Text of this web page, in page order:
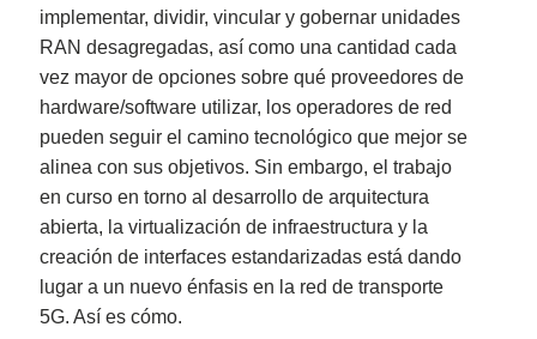
implementar, dividir, vincular y gobernar unidades
RAN desagregadas, así como una cantidad cada
vez mayor de opciones sobre qué proveedores de
hardware/software utilizar, los operadores de red
pueden seguir el camino tecnológico que mejor se
alinea con sus objetivos. Sin embargo, el trabajo
en curso en torno al desarrollo de arquitectura
abierta, la virtualización de infraestructura y la
creación de interfaces estandarizadas está dando
lugar a un nuevo énfasis en la red de transporte
5G. Así es cómo.